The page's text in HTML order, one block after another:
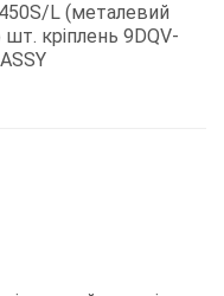
L (металевий
кріплень 9DQV-